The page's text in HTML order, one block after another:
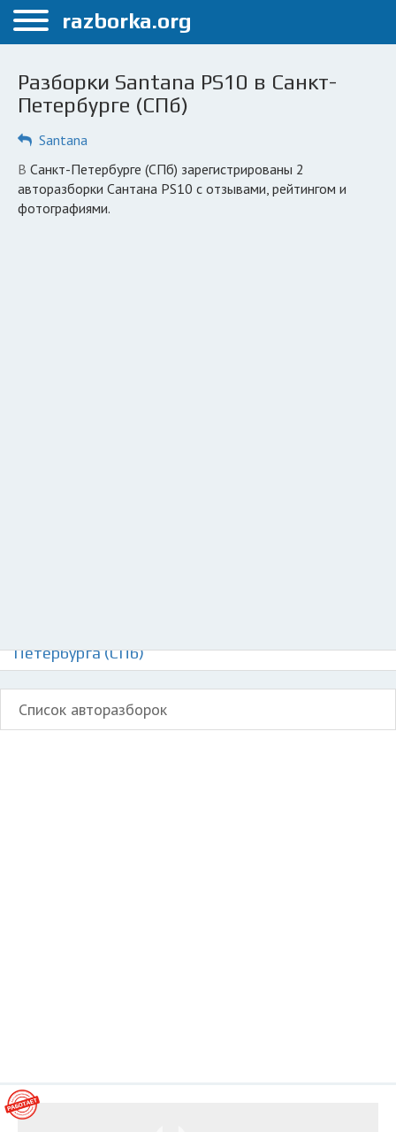
Меню
Санкт-Петербург
Автосервисы
Разборки Santana PS10 в Санкт-
Петербурге (СПб)
Santana
в Санкт-Петербурге (СПб) зарегистрированы 2
авторазборки Сантана PS10 с отзывами, рейтингом и
фотографиями.
Петербурга (СПб)
Список авторазборок
razborka.org